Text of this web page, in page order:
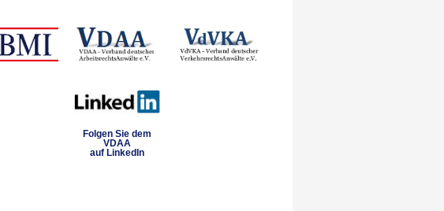
Folgen Sie dem
VDAA
auf LinkedIn